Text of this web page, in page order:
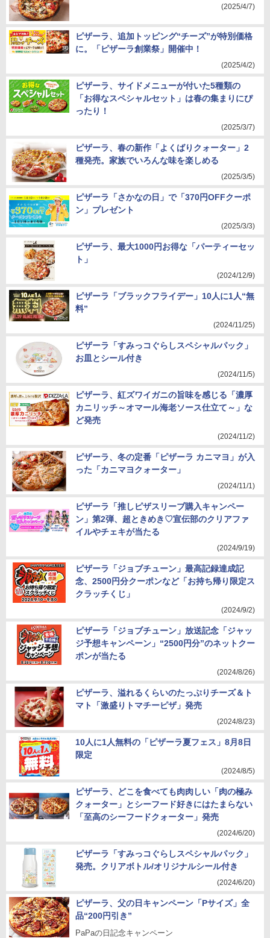
(2025/4/7)
ピザーラ、追加トッピング“チーズ”が特別価格
に。「ピザーラ創業祭」開催中！
(2025/4/2)
ピザーラ、サイドメニューが付いた5種類の
「お得なスペシャルセット」は春の集まりにぴ
ったり！
(2025/3/7)
ピザーラ、春の新作「よくばりクォーター」2
種発売。家族でいろんな味を楽しめる
(2025/3/5)
ピザーラ「さかなの日」で「370円OFFクーポ
ン」プレゼント
(2025/3/3)
ピザーラ、最大1000円お得な「パーティーセッ
ト」
(2024/12/9)
ピザーラ「ブラックフライデー」10人に1人“無
料”
(2024/11/25)
ピザーラ「すみっコぐらしスペシャルパック」
お皿とシール付き
(2024/11/5)
ピザーラ、紅ズワイガニの旨味を感じる「濃厚
カニリッチ～オマール海老ソース仕立て～」な
ど発売
(2024/11/2)
ピザーラ、冬の定番「ピザーラ カニマヨ」が入
った「カニマヨクォーター」
(2024/11/1)
ピザーラ「推しピザスリーブ購入キャンペー
ン」第2弾、超ときめき♡宣伝部のクリアファ
イルやチェキが当たる
(2024/9/19)
ピザーラ「ジョブチューン」最高記録達成記
念、2500円分クーポンなど「お持ち帰り限定ス
クラッチくじ」
(2024/9/2)
ピザーラ「ジョブチューン」放送記念「ジャッ
ジ予想キャンペーン」“2500円分”のネットクー
ポンが当たる
(2024/8/26)
ピザーラ、溢れるくらいのたっぷりチーズ＆ト
マト「激盛りトマチーピザ」発売
(2024/8/23)
10人に1人無料の「ピザーラ夏フェス」8月8日
限定
(2024/8/5)
ピザーラ、どこを食べても肉肉しい「肉の極み
クォーター」とシーフード好きにはたまらない
「至高のシーフードクォーター」発売
(2024/6/20)
ピザーラ「すみっコぐらしスペシャルパック」
発売。クリアボトル/オリジナルシール付き
(2024/6/20)
ピザーラ、父の日キャンペーン「Pサイズ」全
品“200円引き”
PaPaの日記念キャンペーン